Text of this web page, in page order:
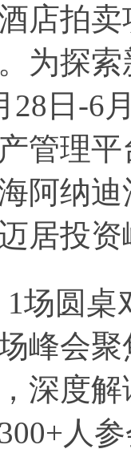
店拍
为探
28日-6
管理
阿纳
居投
场圆
会聚
深度
人